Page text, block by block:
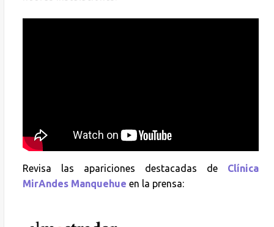
Revisa las apariciones destacadas de Clínica
MirAndes Manquehue en la prensa: